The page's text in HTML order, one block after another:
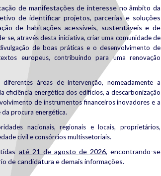
de manifestações de interesse no âmbito da
de identificar projetos, parcerias e soluções
de habitações acessíveis, sustentáveis e de
se, através desta iniciativa, criar uma comunidade de
de boas práticas e o desenvolvimento de
europeus, contribuindo para uma renovação
áreas de intervenção, nomeadamente a
eficiência energética dos edifícios, a descarbonização
de instrumentos financeiros inovadores e a
procura energética.
nacionais, regionais e locais, proprietários,
civil e consórcios multissetoriais.
até 21 de agosto de 2026, encontrando-se
de candidatura e demais informações.